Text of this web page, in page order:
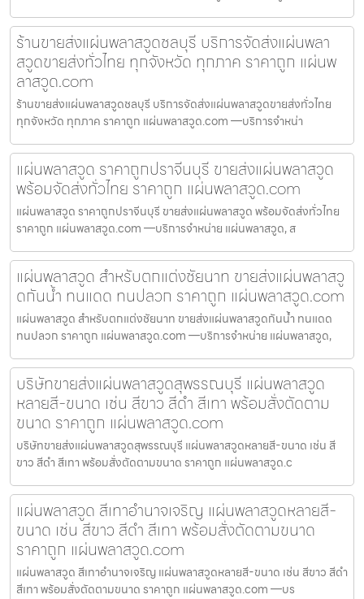
ร้านขายส่งแผ่นพลาสวูดชลบุรี บริการจัดส่งแผ่นพลา
สวูดขายส่งทั่วไทย ทุกจังหวัด ทุกภาค ราคาถูก แผ่นพ
ลาสวูด.com
ร้านขายส่งแผ่นพลาสวูดชลบุรี บริการจัดส่งแผ่นพลาสวูดขายส่งทั่วไทย
ทุกจังหวัด ทุกภาค ราคาถูก แผ่นพลาสวูด.com —บริการจำหน่า
แผ่นพลาสวูด ราคาถูกปราจีนบุรี ขายส่งแผ่นพลาสวูด
พร้อมจัดส่งทั่วไทย ราคาถูก แผ่นพลาสวูด.com
แผ่นพลาสวูด ราคาถูกปราจีนบุรี ขายส่งแผ่นพลาสวูด พร้อมจัดส่งทั่วไทย
ราคาถูก แผ่นพลาสวูด.com —บริการจำหน่าย แผ่นพลาสวูด, ส
แผ่นพลาสวูด สำหรับตกแต่งชัยนาท ขายส่งแผ่นพลาสวู
ดกันน้ำ ทนแดด ทนปลวก ราคาถูก แผ่นพลาสวูด.com
แผ่นพลาสวูด สำหรับตกแต่งชัยนาท ขายส่งแผ่นพลาสวูดกันน้ำ ทนแดด
ทนปลวก ราคาถูก แผ่นพลาสวูด.com —บริการจำหน่าย แผ่นพลาสวูด,
บริษัทขายส่งแผ่นพลาสวูดสุพรรณบุรี แผ่นพลาสวูด
หลายสี-ขนาด เช่น สีขาว สีดำ สีเทา พร้อมสั่งตัดตาม
ขนาด ราคาถูก แผ่นพลาสวูด.com
บริษัทขายส่งแผ่นพลาสวูดสุพรรณบุรี แผ่นพลาสวูดหลายสี-ขนาด เช่น สี
ขาว สีดำ สีเทา พร้อมสั่งตัดตามขนาด ราคาถูก แผ่นพลาสวูด.c
แผ่นพลาสวูด สีเทาอำนาจเจริญ แผ่นพลาสวูดหลายสี-
ขนาด เช่น สีขาว สีดำ สีเทา พร้อมสั่งตัดตามขนาด
ราคาถูก แผ่นพลาสวูด.com
แผ่นพลาสวูด สีเทาอำนาจเจริญ แผ่นพลาสวูดหลายสี-ขนาด เช่น สีขาว สีดำ
สีเทา พร้อมสั่งตัดตามขนาด ราคาถูก แผ่นพลาสวูด.com —บร